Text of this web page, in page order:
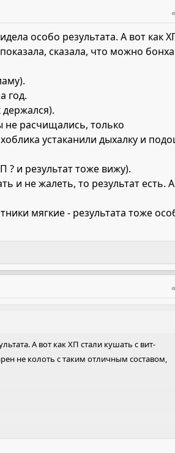
особо результата. А вот как
сказала, что можно
год.
расчищались, только
устаканили дыхалку и
и результат тоже вижу).
и не жалеть, то результат есть. А
мягкие - результата тоже
А вот как ХП стали кушать с вит-
не колоть с таким отличным составом,
расти - организму стало хватать